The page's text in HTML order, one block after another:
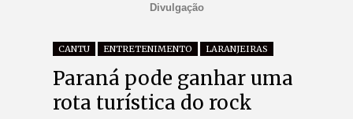
Divulgação
CANTU ENTRETENIMENTO LARANJEIRAS
Paraná pode ganhar uma
rota turística do rock